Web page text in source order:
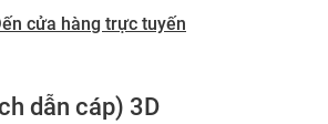
cửa hàng trực tuyến
dẫn cáp) 3D